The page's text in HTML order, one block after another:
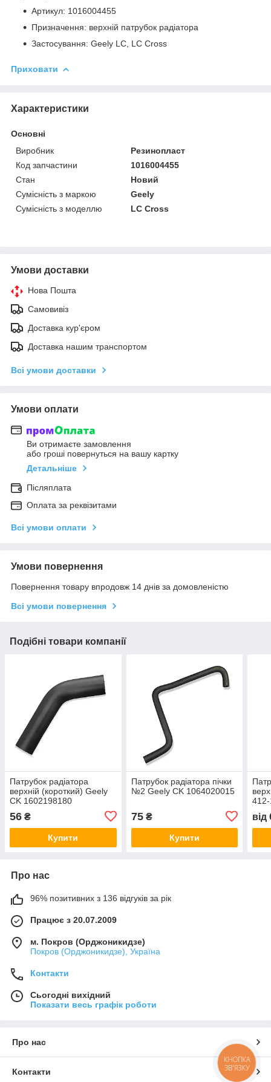
Артикул: 1016004455
Призначення: верхній патрубок радіатора
Застосування: Geely LC, LC Cross
Приховати
Характеристики
Основні
Виробник
Резинопласт
Код запчастини
1016004455
Стан
Новий
Сумісність з маркою
Geely
Сумісність з моделлю
LC Cross
Умови доставки
Нова Пошта
Самовивіз
Доставка кур'єром
Доставка нашим транспортом
Всі умови доставки
Умови оплати
Ви отримаєте замовлення
або гроші повернуться на вашу картку
Детальніше
Післяплата
Оплата за реквізитами
Всі умови оплати
Умови повернення
Повернення товару впродовж 14 днів за домовленістю
Всі умови повернення
Подібні товари компанії
Патрубок радіатора
верхній (короткий) Geely
CK 1602198180
56 ₴
Купити
Патрубок радіатора пічки
№2 Geely CK 1064020015
75₴
Купити
від
Про нас
96% позитивних з 136 відгуків за рік
Працює з 20.07.2009
м. Покров (Орджоникидзе)
Покров (Орджоникидзе), Україна
Контакти
Сьогодні вихідний
Показати весь графік роботи
Про нас
Контакти
КНОПКА
ЗВ'ЯЗКУ